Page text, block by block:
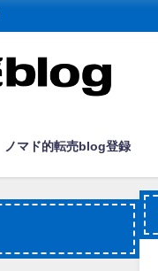
ノマド的転売blog登録